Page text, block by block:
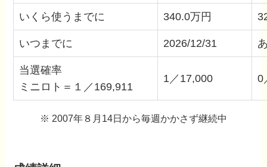
いくら使うまでに 340.0万円
いつまでに 2026/12/31
当選確率
ミニロト＝１／169,911
1／17,000 0
※ 2007年８月14日から毎週かかさず継続中